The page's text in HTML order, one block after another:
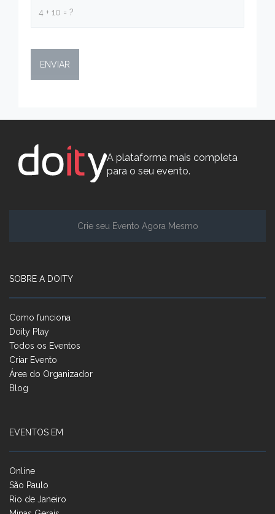
A plataforma mais completa
para o seu evento.
Crie seu Evento Agora Mesmo
SOBRE A DOITY
Como funciona
Doity Play
Todos os Eventos
Criar Evento
Área do Organizador
Blog
EVENTOS EM
Online
São Paulo
Rio de Janeiro